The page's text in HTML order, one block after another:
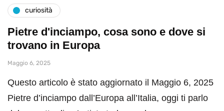
curiosità
Pietre d'inciampo, cosa sono e dove si
trovano in Europa
Maggio 6, 2025
Questo articolo è stato aggiornato il Maggio 6, 2025
Pietre d’inciampo dall’Europa all’Italia, oggi ti parlo